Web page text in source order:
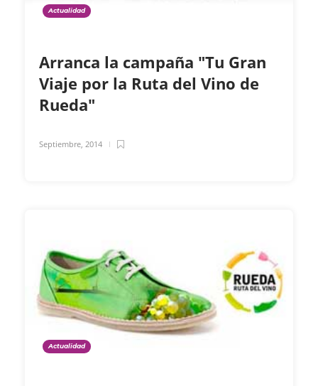
Actualidad
Arranca la campaña "Tu Gran
Viaje por la Ruta del Vino de
Rueda"
Septiembre, 2014
Actualidad